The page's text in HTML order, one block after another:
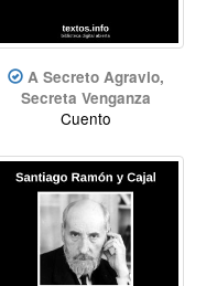
A Secreto Agravio,
Secreta Venganza
Cuento